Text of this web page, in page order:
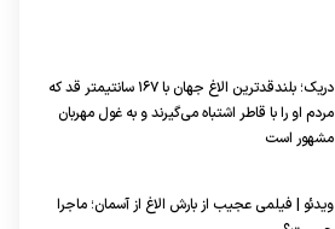
دریک؛ بلندقدترین الاغ جهان با ۱۶۷ سانتیمتر قد که
مردم او را با قاطر اشتباه می‌گیرند و به غول مهربان
مشهور است
ویدئو | فیلمی عجیب از بارش الاغ از آسمان؛ ماجرا